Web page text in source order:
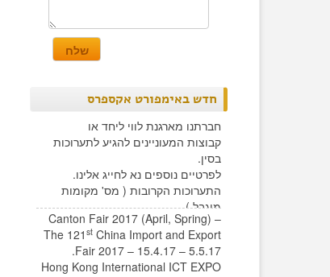
חדש באימפורט אקספרס
חברתנו מארגנת לווי ליחד או
קבוצות המעוניינים להגיע לתערוכות
בסין.
לפרטיים נוספים נא לחייג אלינו.
התערוכות הקרובות ( מס' מקומות
מוגבל )
Canton Fair 2017 (April, Spring) –
The 121 st China Import and Export
Fair 2017 – 15.4.17 – 5.5.17.
Hong Kong International ICT EXPO